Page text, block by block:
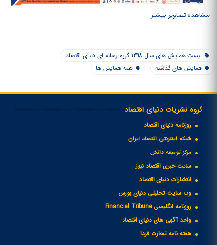
مشاهده تصاویر بیشتر
لیست همایش های سال 1398 گروه رسانه ای دنیای اقتصاد
همایش های گذشته
همه همایش ها
گروه نشریات دنیای اقتصاد
روزنامه دنیای اقتصاد
شبکه اینترنتی اقتصاد ایران
مرکز توسعه دانش
سایت خبری اقتصاد نیوز
انتشارات دنیای اقتصاد
وب سایت تحلیلی دنیای بورس
روزنامه انگلیسی Financial Tribune
واحد آگهی های دنیای اقتصاد
هفته نامه تجارت فردا